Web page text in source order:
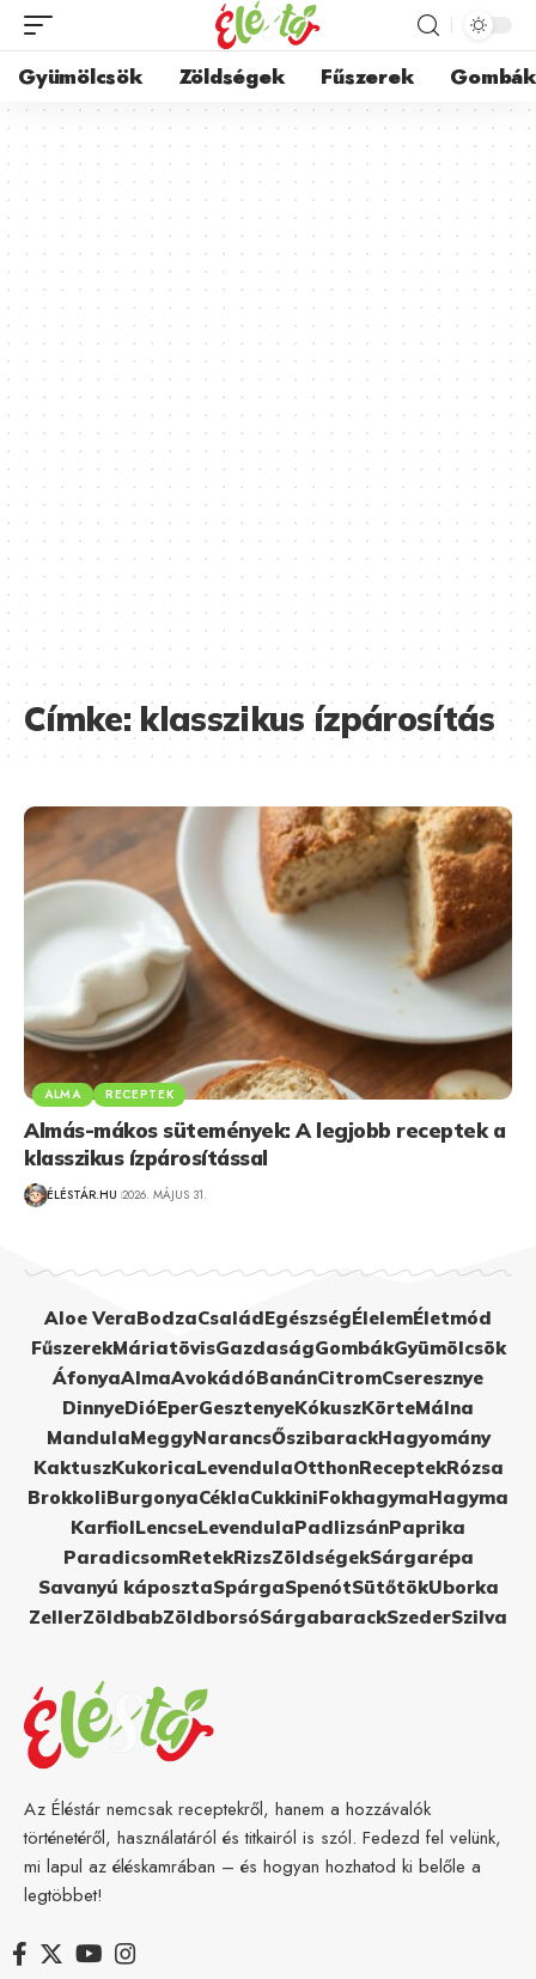
Gyümölcsök Zöldségek Fűszerek Gombák
Címke:klasszikus ízpárosítás
ALMA RECEPTEK
Almás-mákos sütemények: A legjobb receptek a
klasszikus ízpárosítással
ÉLÉSTÁR.HU 2026. MÁJUS 31.
Aloe VeraBodzaCsaládEgészségÉlelemÉletmód
FűszerekMáriatövisGazdaságGombákGyümölcsök
ÁfonyaAlmaAvokádóBanánCitromCseresznye
DinnyeDióEperGesztenyeKókuszKörteMálna
MandulaMeggyNarancsŐszibarackHagyomány
KaktuszKukoricaLevendulaOtthonReceptekRózsa
BrokkoliBurgonyaCéklaCukkiniFokhagymaHagyma
KarfiolLencseLevendulaPadlizsánPaprika
ParadicsomRetekRizsZöldségekSárgarépa
Savanyú káposztaSpárgaSpenótSütőtökUborka
ZellerZöldbabZöldborsóSárgabarackSzederSzilva
Az Éléstár nemcsak receptekről, hanem a hozzávalók
történetéről, használatáról és titkairól is szól. Fedezd fel velünk,
mi lapul az éléskamrában – és hogyan hozhatod ki belőle a
legtöbbet!